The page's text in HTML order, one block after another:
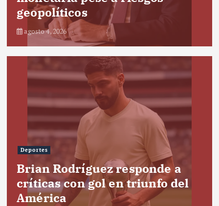
geopolíticos
agosto 4, 2026
Deportes
Brian Rodríguez responde a
críticas con gol en triunfo del
América